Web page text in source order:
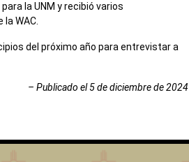
la UNM y recibió varios
WAC.
del próximo año para entrevistar a
– Publicado el 5 de diciembre de 2024